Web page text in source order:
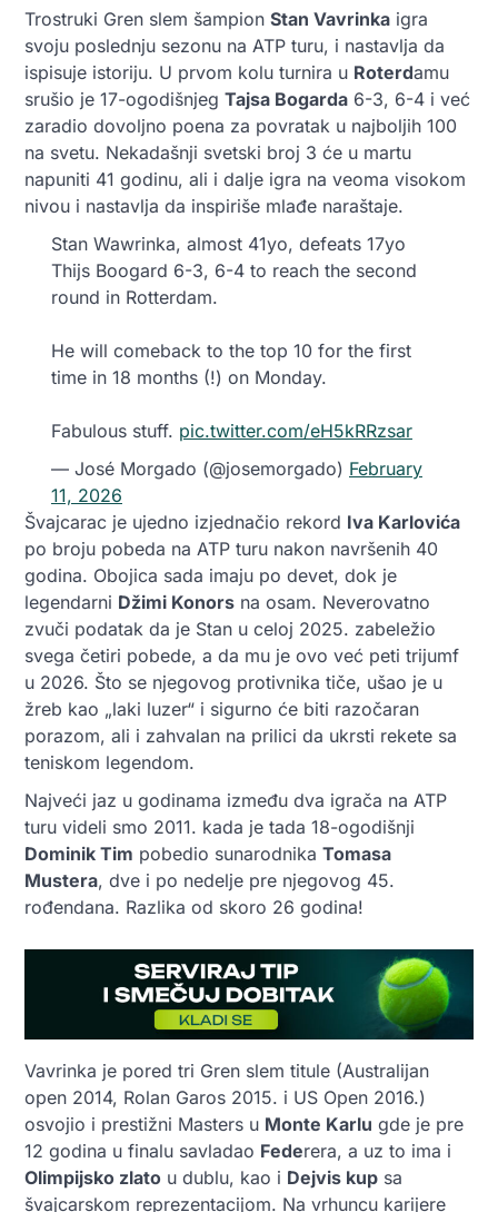
Trostruki Gren slem šampion Stan Vavrinka igra
svoju poslednju sezonu na ATP turu, i nastavlja da
ispisuje istoriju. U prvom kolu turnira u Roterdamu
srušio je 17-ogodišnjeg Tajsa Bogarda 6-3, 6-4 i već
zaradio dovoljno poena za povratak u najboljih 100
na svetu. Nekadašnji svetski broj 3 će u martu
napuniti 41 godinu, ali i dalje igra na veoma visokom
nivou i nastavlja da inspiriše mlađe naraštaje.
Stan Wawrinka, almost 41yo, defeats 17yo
Thijs Boogard 6-3, 6-4 to reach the second
round in Rotterdam.
He will comeback to the top 10 for the first
time in 18 months (!) on Monday.
Fabulous stuff. pic.twitter.com/eH5kRRzsar
— José Morgado (@josemorgado) February
11, 2026
Švajcarac je ujedno izjednačio rekord Iva Karlovića
po broju pobeda na ATP turu nakon navršenih 40
godina. Obojica sada imaju po devet, dok je
legendarni Džimi Konors na osam. Neverovatno
zvuči podatak da je Stan u celoj 2025. zabeležio
svega četiri pobede, a da mu je ovo već peti trijumf
u 2026. Što se njegovog protivnika tiče, ušao je u
žreb kao „laki luzer“ i sigurno će biti razočaran
porazom, ali i zahvalan na prilici da ukrsti rekete sa
teniskom legendom.
Najveći jaz u godinama između dva igrača na ATP
turu videli smo 2011. kada je tada 18-ogodišnji
Dominik Tim pobedio sunarodnika Tomasa
Mustera, dve i po nedelje pre njegovog 45.
rođendana. Razlika od skoro 26 godina!
Vavrinka je pored tri Gren slem titule (Australijan
open 2014, Rolan Garos 2015. i US Open 2016.)
osvojio i prestižni Masters u Monte Karlu gde je pre
12 godina u finalu savladao Federera, a uz to ima i
Olimpijsko zlato u dublu, kao i Dejvis kup sa
švajcarskom reprezentacijom. Na vrhuncu karijere